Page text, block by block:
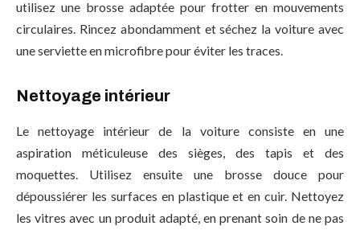
utilisez une brosse adaptée pour frotter en mouvements
circulaires. Rincez abondamment et séchez la voiture avec
une serviette en microfibre pour éviter les traces.
Nettoyage intérieur
Le nettoyage intérieur de la voiture consiste en une
aspiration méticuleuse des sièges, des tapis et des
moquettes. Utilisez ensuite une brosse douce pour
dépoussiérer les surfaces en plastique et en cuir. Nettoyez
les vitres avec un produit adapté, en prenant soin de ne pas